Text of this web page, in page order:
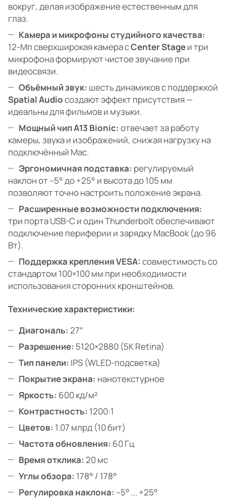
вокруг, делая изображение естественным для
глаз.
Камера и микрофоны студийного качества:
12-Мп сверхширокая камера сCenter Stageи три
микрофона формируют чистое звучание при
видеосвязи.
Объёмный звук: шесть динамиков с поддержкой
Spatial Audioсоздают эффект присутствия —
идеальны для фильмов и музыки.
Мощный чип A13 Bionic: отвечает за работу
камеры, звука и изображений, снижая нагрузку на
подключённый Mac.
Эргономичная подставка: регулируемый
наклон от –5° до +25° и высота до 105 мм
позволяют точно настроить положение экрана.
Расширенные возможности подключения:
три порта USB-C и один Thunderbolt обеспечивают
подключение периферии и зарядку MacBook (до 96
Вт).
Поддержка крепления VESA: совместимость со
стандартом 100×100 мм при необходимости
использования сторонних кронштейнов.
Технические характеристики:
Диагональ: 27″
Разрешение: 5120×2880 (5K Retina)
Тип панели: IPS (WLED-подсветка)
Покрытие экрана: нанотекстурное
Яркость: 600 кд/м²
Контрастность: 1200:1
Цветов: 1.07 млрд (10 бит)
Частота обновления: 60 Гц
Время отклика: 20 мс
Углы обзора: 178° / 178°
Регулировка наклона: –5° ... +25°